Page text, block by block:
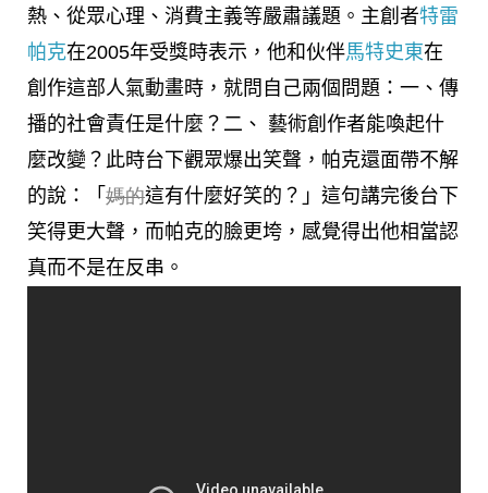
熱、從眾心理、消費主義等嚴肅議題。主創者特雷
帕克在2005年受獎時表示，他和伙伴馬特史東在
創作這部人氣動畫時，就問自己兩個問題：一、傳
播的社會責任是什麼？二、 藝術創作者能喚起什
麼改變？此時台下觀眾爆出笑聲，帕克還面帶不解
的說：「 媽的這有什麼好笑的？」這句講完後台下
笑得更大聲，而帕克的臉更垮，感覺得出他相當認
真而不是在反串。